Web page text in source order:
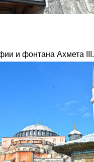
и фонтана Ахмета III.